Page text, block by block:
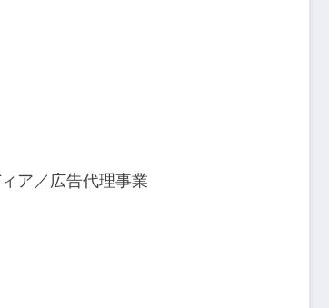
ア／広告代理事業